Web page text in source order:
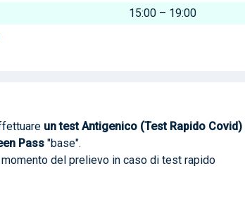
15:00 – 19:00
un test Antigenico (Test Rapido Covid)
Pass "base".
del prelievo in caso di test rapido